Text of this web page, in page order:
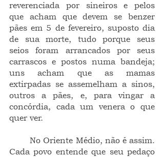
reverenciada por sineiros e pelos
que acham que devem se benzer
pães em 5 de fevereiro, suposto dia
de sua morte, tudo porque seus
seios foram arrancados por seus
carrascos e postos numa bandeja;
uns acham que as mamas
extirpadas se assemelham a sinos,
outros a pães, e, para vingar a
concórdia, cada um venera o que
quer ver.
	No Oriente Médio, não é assim.
Cada povo entende que seu pedaço